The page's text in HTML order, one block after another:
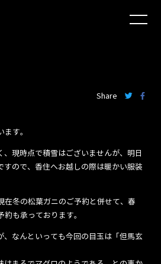
Share
す。
現時点で積雪はございませんが、明日
すので、香住へお越しの際は暖かい服装
在冬の松葉ガニのご予約と併せて、春
約も承っております。
、なんといっても今回の目玉は「但馬玄